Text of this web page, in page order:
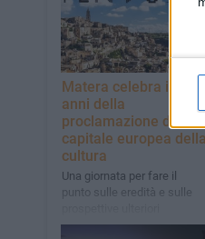
Matera celebra i 10
anni della
proclamazione di
capitale europea della
cultura
Una giornata per fare il
punto sulle eredità e sulle